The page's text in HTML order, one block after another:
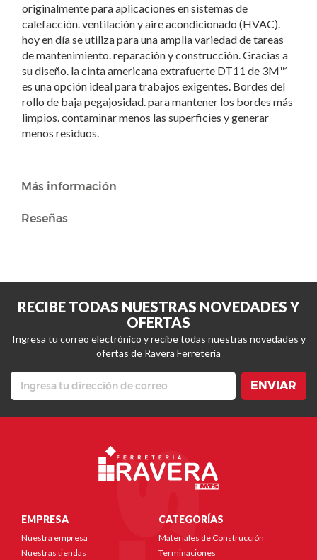
originalmente para aplicaciones en sistemas de
calefacción. ventilación y aire acondicionado (HVAC).
hoy en día se utiliza para una amplia variedad de tareas
de mantenimiento. reparación y construcción. Gracias a
su diseño. la cinta americana extrafuerte DT11 de 3M™
es una opción ideal para trabajos exigentes. Bordes del
rollo de baja pegajosidad. para mantener los bordes más
limpios. contaminar menos las superficies y generar
menos residuos.
Más información
Reseñas
RECIBE TODAS NUESTRAS NOVEDADES Y
OFERTAS
Ingresa tu correo electrónico y recibe todas nuestras novedades y
ofertas de Ravera Ferretería
ENVIAR
EMPRESA
Nuestra empresa
Nuestras tiendas
CATEGORÍAS
Materiales de Construcción
Terminaciones